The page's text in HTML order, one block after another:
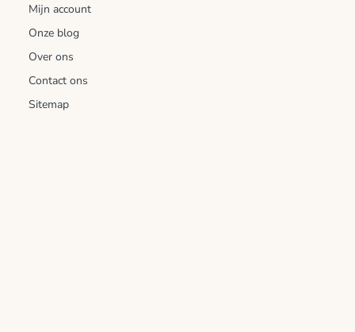
Mijn account
Onze blog
Over ons
Contact ons
Sitemap